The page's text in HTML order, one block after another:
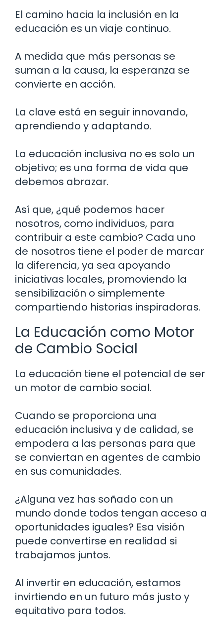
El camino hacia la inclusión en la
educación es un viaje continuo.
A medida que más personas se
suman a la causa, la esperanza se
convierte en acción.
La clave está en seguir innovando,
aprendiendo y adaptando.
La educación inclusiva no es solo un
objetivo; es una forma de vida que
debemos abrazar.
Así que, ¿qué podemos hacer
nosotros, como individuos, para
contribuir a este cambio? Cada uno
de nosotros tiene el poder de marcar
la diferencia, ya sea apoyando
iniciativas locales, promoviendo la
sensibilización o simplemente
compartiendo historias inspiradoras.
La Educación como Motor
de Cambio Social
La educación tiene el potencial de ser
un motor de cambio social.
Cuando se proporciona una
educación inclusiva y de calidad, se
empodera a las personas para que
se conviertan en agentes de cambio
en sus comunidades.
¿Alguna vez has soñado con un
mundo donde todos tengan acceso a
oportunidades iguales? Esa visión
puede convertirse en realidad si
trabajamos juntos.
Al invertir en educación, estamos
invirtiendo en un futuro más justo y
equitativo para todos.